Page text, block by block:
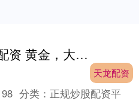
天龙配资 黄金，大跳水
天龙配资
98 分类： 正规炒股配资平